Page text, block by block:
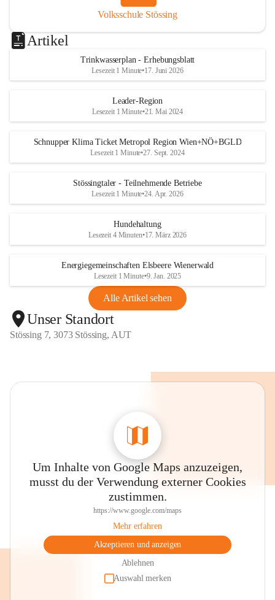
Volksschule Stössing
Artikel
Trinkwasserplan - Erhebungsblatt
Lesezeit 1 Minute•17. Juni 2026
Leader-Region
Lesezeit 1 Minute•21. Mai 2024
Schnupper Klima Ticket Metropol Region Wien+NÖ+BGLD
Lesezeit 1 Minute•27. Sept. 2024
Stössingtaler - Teilnehmende Betriebe
Lesezeit 1 Minute•24. Apr. 2026
Hundehaltung
Lesezeit 4 Minuten•17. März 2026
Energiegemeinschaften Elsbeere Wienerwald
Lesezeit 1 Minute•9. Jan. 2025
Alle Artikel sehen
Unser Standort
Stössing 7, 3073 Stössing, AUT
Um Inhalte von Google Maps anzuzeigen,
musst du der Verwendung externer Cookies
zustimmen.
https://www.google.com/maps
Mehr erfahren
Akzeptieren und anzeigen
Ablehnen
Auswahl merken